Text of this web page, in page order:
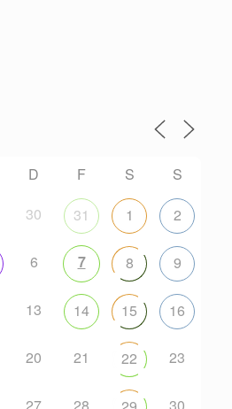
D F S
S
30 31 1 2
6 7 8 9
13 14 15 16
20 21 22 23